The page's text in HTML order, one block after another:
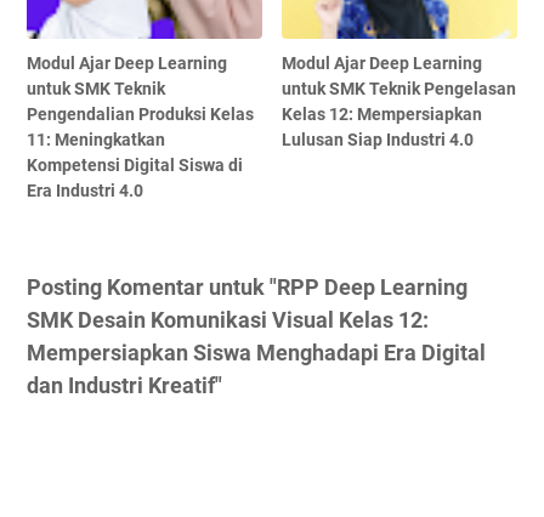
Modul Ajar Deep Learning
untuk SMK Teknik
Pengendalian Produksi Kelas
11: Meningkatkan
Kompetensi Digital Siswa di
Era Industri 4.0
Modul Ajar Deep Learning
untuk SMK Teknik Pengelasan
Kelas 12: Mempersiapkan
Lulusan Siap Industri 4.0
Posting Komentar untuk "RPP Deep Learning
SMK Desain Komunikasi Visual Kelas 12:
Mempersiapkan Siswa Menghadapi Era Digital
dan Industri Kreatif"